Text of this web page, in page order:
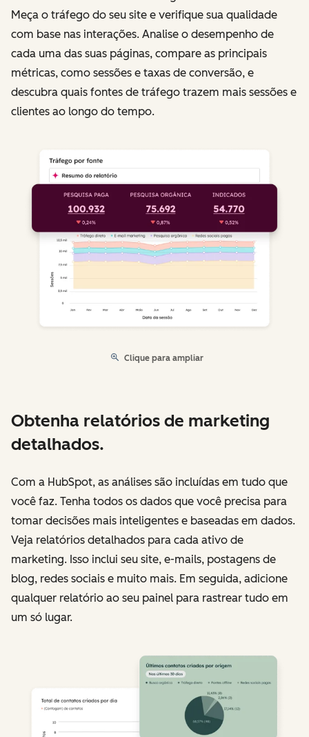
Meça o tráfego do seu site e verifique sua qualidade
com base nas interações. Analise o desempenho de
cada uma das suas páginas, compare as principais
métricas, como sessões e taxas de conversão, e
descubra quais fontes de tráfego trazem mais sessões e
clientes ao longo do tempo.
Clique para ampliar
Obtenha relatórios de marketing
detalhados.
Com a HubSpot, as análises são incluídas em tudo que
você faz. Tenha todos os dados que você precisa para
tomar decisões mais inteligentes e baseadas em dados.
Veja relatórios detalhados para cada ativo de
marketing. Isso inclui seu site, e-mails, postagens de
blog, redes sociais e muito mais. Em seguida, adicione
qualquer relatório ao seu painel para rastrear tudo em
um só lugar.